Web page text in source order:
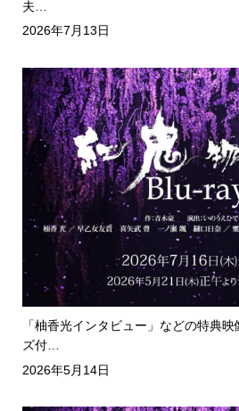
夫…
2026年7月13日
「柚香光インタビュー」などの特典
ズ付…
2026年5月14日